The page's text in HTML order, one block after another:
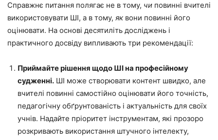
Справжнє питання полягає не в тому, чи повинні вчителі
використовувати ШІ, а в тому, як вони повинні його
оцінювати. На основі десятиліть досліджень і
практичного досвіду випливають три рекомендації:
Приймайте рішення щодо ШІ на професійному
судженні. ШІ може створювати контент швидко, але
вчителі повинні самостійно оцінювати його точність,
педагогічну обґрунтованість і актуальність для своїх
учнів. Надайте пріоритет інструментам, які прозоро
розкривають використання штучного інтелекту,